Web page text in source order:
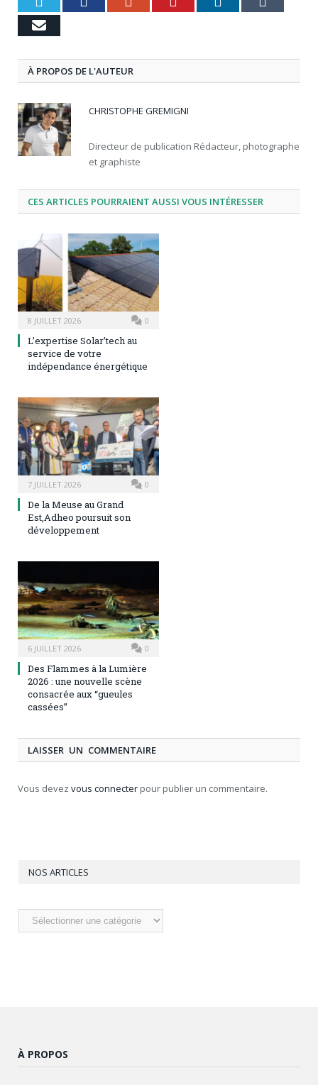
Email
À PROPOS DE L'AUTEUR
CHRISTOPHE GREMIGNI
Directeur de publication Rédacteur, photographe
et graphiste
CES ARTICLES POURRAIENT AUSSI VOUS INTÉRESSER
8 JUILLET 2026 0
L’expertise Solar’tech au
service de votre
indépendance énergétique
7 JUILLET 2026 0
De la Meuse au Grand
Est,Adheo poursuit son
développement
6 JUILLET 2026 0
Des Flammes à la Lumière
2026 : une nouvelle scène
consacrée aux “gueules
cassées”
LAISSER UN COMMENTAIRE
Vous devez vous connecter pour publier un commentaire.
NOS ARTICLES
Nos
À PROPOS